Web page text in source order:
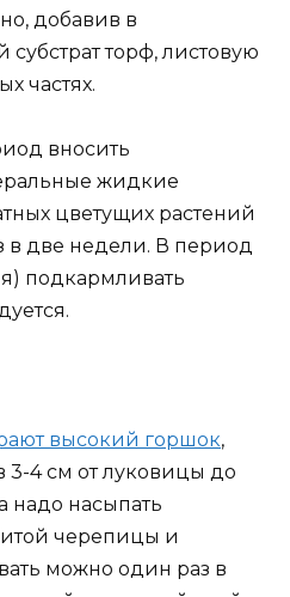
добавив в
торф, листовую
частях.
вносить
жидкие
цветущих растений
в две недели. В период
подкармливать
высокий горшок,
4 см от луковицы до
надо насыпать
черепицы и
можно один раз в